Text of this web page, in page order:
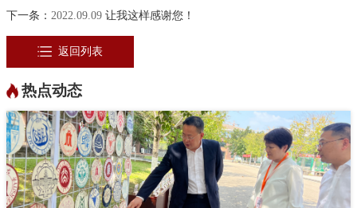
下一条： 2022.09.09 让我这样感谢您！
返回列表
热点动态